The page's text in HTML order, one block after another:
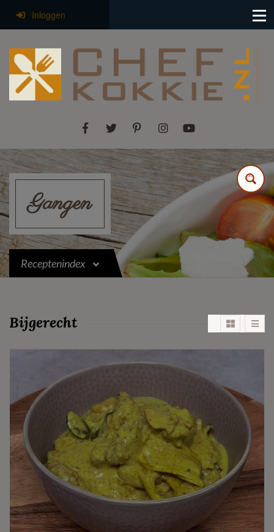
Inloggen
Gangen
Receptenindex
Bijgerecht